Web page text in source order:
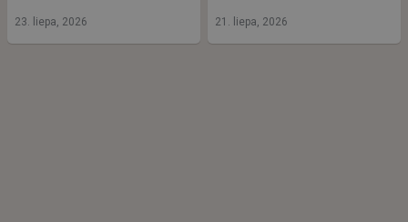
23. liepa, 2026 21. liepa, 2026